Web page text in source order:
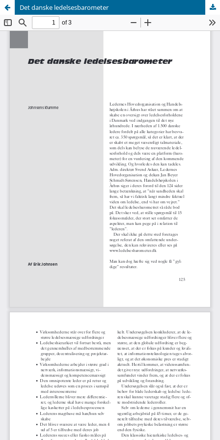
Det danske ledelsesbarometer